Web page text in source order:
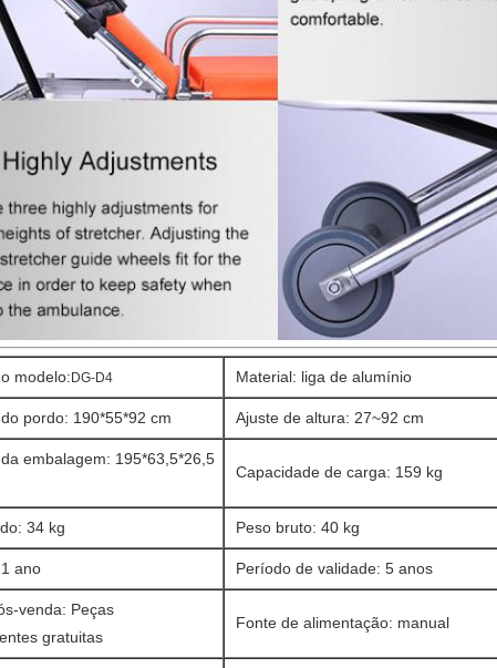
modelo: DG-D4 Material: liga de alumínio
pordo: 190*55*92 cm Ajuste de altura: 27~92 cm
embalagem: 195*63,5*26,5
Capacidade de carga: 159 kg
34 kg Peso bruto: 40 kg
ano Período de validade: 5 anos
venda: Peças
gratuitas
Fonte de alimentação: manual